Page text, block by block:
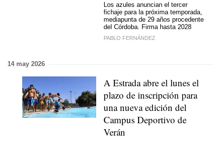
Los azules anuncian el tercer
fichaje para la próxima temporada,
mediapunta de 29 años procedente
del Córdoba. Firma hasta 2028
PABLO FERNÁNDEZ
14 may 2026
A Estrada abre el lunes el
plazo de inscripción para
una nueva edición del
Campus Deportivo de
Verán